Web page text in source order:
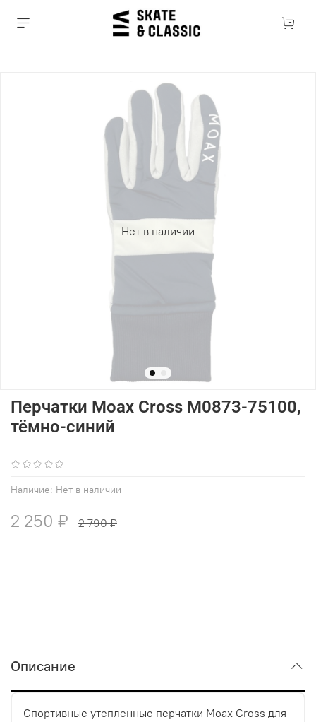
Нет в наличии
Наличие: Нет в наличии
Перчатки Moax Cross M0873-75100,
тёмно-синий
2 250 ₽ 2 790 ₽
Описание
Спортивные утепленные перчатки Moax Cross для